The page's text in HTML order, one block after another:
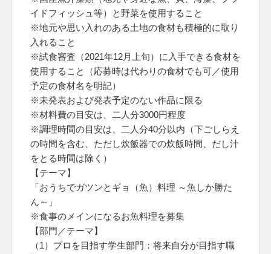
イドフィッシュ等）と野菜を使用すること
※地元や思い入れのある土地の食材も積極的に取り
入れること
※試食審査（2021年12月上旬）に入手できる食材を
使用すること（応募時は代わりの食材でも可／使用
予定の食材名を明記）
※未発表および発表予定のない作品に限る
※材料費の目安は、二人分3000円程度
※調理時間の目安は、二人分40分以内（下ごしらえ
の時間を含む、ただし炊飯器での炊飯時間、だし汁
をとる時間は除く）
【テーマ】
「おうちでガツンとギョ（魚）料理 ～魚しか勝た
ん～」
※食事のメインになるお魚料理を募集
【部門／テーマ】
（1）プロを目指す学生部門：将来自分が目指す職